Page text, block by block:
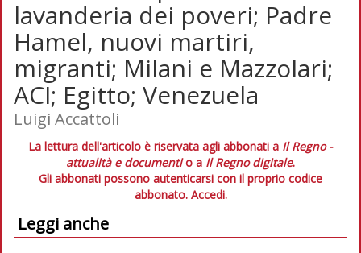
lavanderia dei poveri; Padre
Hamel, nuovi martiri,
migranti; Milani e Mazzolari;
ACI; Egitto; Venezuela
Luigi Accattoli
La lettura dell'articolo è riservata agli abbonati a Il Regno -
attualità e documentio a Il Regno digitale.
Gli abbonati possono autenticarsi con il proprio codice
abbonato. Accedi.
Leggi anche